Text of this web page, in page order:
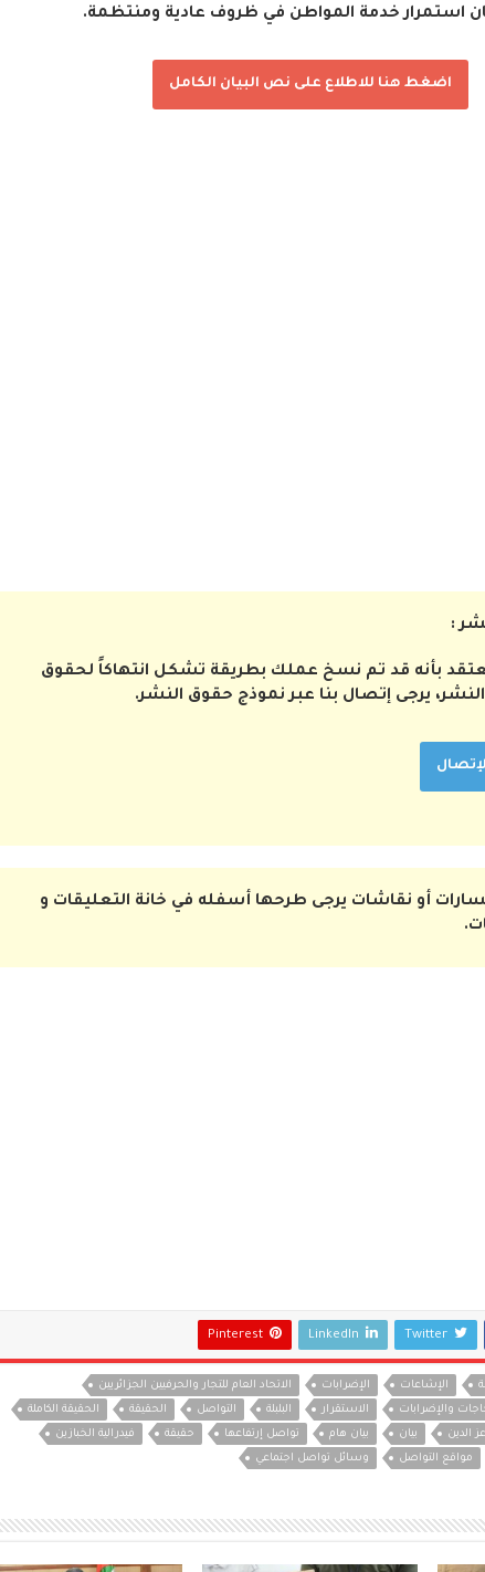
استمرار خدمة المواطن في ظروف عادية ومنتظمة.
اضغط هنا للاطلاع على نص البيان الكامل
:
بأنه قد تم نسخ عملك بطريقة تشكل انتهاكاً لحقوق
يرجى إتصال بنا عبر نموذج حقوق النشر.
أو نقاشات يرجى طرحها أسفله في خانة التعليقات و
Twitter
LinkedIn
Pinterest
الإشاعات الإضرابات
الاتحاد العام للتجار والحرفيين الجزائريين
والإضرابات الاستقرار البلبلة التواصل الحقيقة
الحقيقة الكاملة
الدين بيان بيان هام تواصل إرتفاعها حقيقة
فيدرالية الخبازين
مواقع التواصل وسائل تواصل اجتماعي